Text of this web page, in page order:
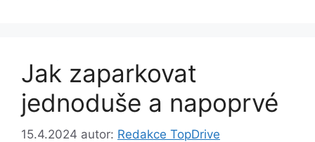
Jak zaparkovat
jednoduše a napoprvé
15.4.2024 autor: Redakce TopDrive